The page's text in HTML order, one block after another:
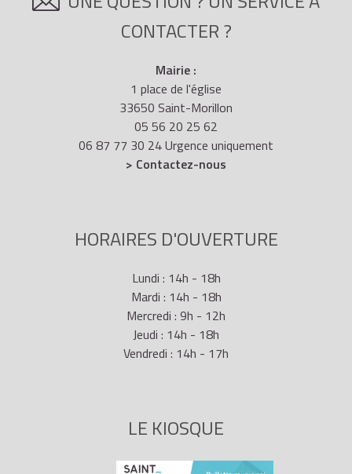
CONTACTER ?
Mairie :
1 place de l'église
33650 Saint-Morillon
05 56 20 25 62
06 87 77 30 24 Urgence uniquement
> Contactez-nous
HORAIRES D'OUVERTURE
Lundi : 14h - 18h
Mardi : 14h - 18h
Mercredi : 9h - 12h
Jeudi : 14h - 18h
Vendredi : 14h - 17h
LE KIOSQUE